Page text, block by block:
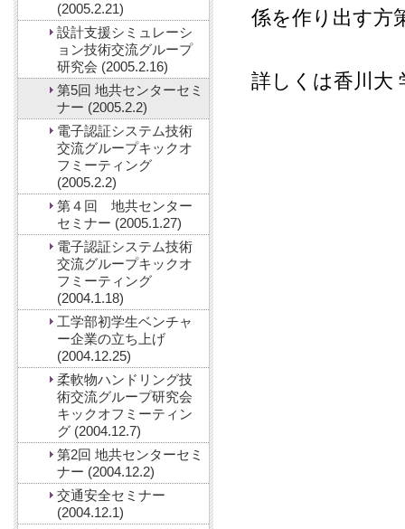
係を作り出す方
詳しくは香川大
(2005.2.21)
設計支援シミュレーシ
ョン技術交流グループ
研究会 (2005.2.16)
第5回 地共センターセミ
ナー (2005.2.2)
電子認証システム技術
交流グループキックオ
フミーティング
(2005.2.2)
第４回 地共センター
セミナー (2005.1.27)
電子認証システム技術
交流グループキックオ
フミーティング
(2004.1.18)
工学部初学生ベンチャ
ー企業の立ち上げ
(2004.12.25)
柔軟物ハンドリング技
術交流グループ研究会
キックオフミーティン
グ (2004.12.7)
第2回 地共センターセミ
ナー (2004.12.2)
交通安全セミナー
(2004.12.1)